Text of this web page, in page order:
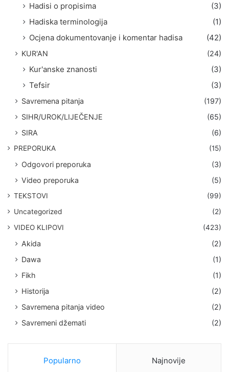
Hadisi o propisima
(3)
Hadiska terminologija
(1)
Ocjena dokumentovanje i komentar hadisa
(42)
KUR'AN (24)
Kur'anske znanosti
(3)
Tefsir
(3)
Savremena pitanja
(197)
SIHR/UROK/LIJEČENJE
(65)
SIRA
(6)
PREPORUKA (15)
Odgovori preporuka
(3)
Video preporuka
(5)
TEKSTOVI
(99)
Uncategorized
(2)
VIDEO KLIPOVI
(423)
Akida
(2)
Dawa
(1)
Fikh
(1)
Historija
(2)
Savremena pitanja video
(2)
Savremeni džemati
(2)
Popularno Najnovije